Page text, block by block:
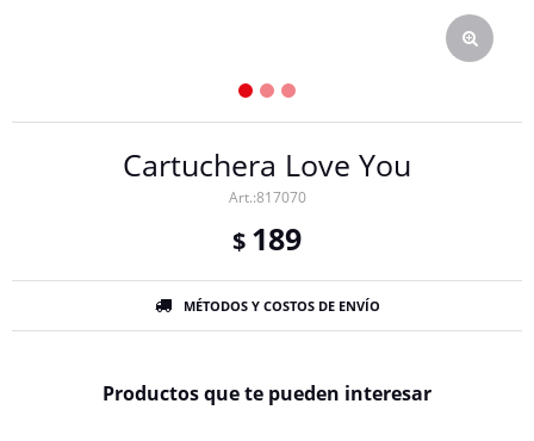
Cartuchera Love You
817070
$ 189
MÉTODOS Y COSTOS DE ENVÍO
Productos que te pueden interesar